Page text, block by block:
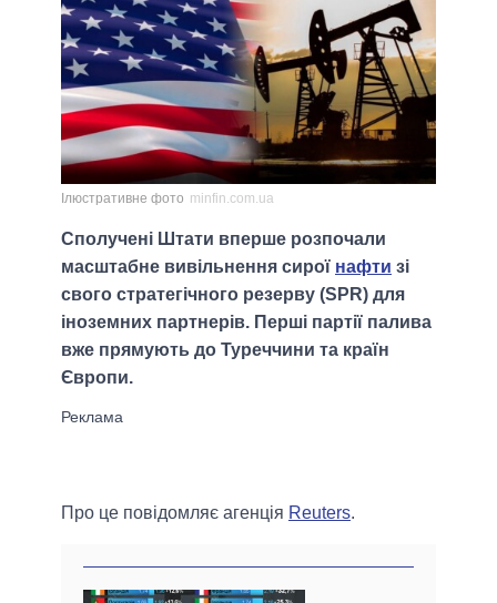
Ілюстративне фото minfin.com.ua
Сполучені Штати вперше розпочали
масштабне вивільнення сирої нафти зі
свого стратегічного резерву (SPR) для
іноземних партнерів. Перші партії палива
вже прямують до Туреччини та країн
Європи.
Про це повідомляє агенція Reuters.